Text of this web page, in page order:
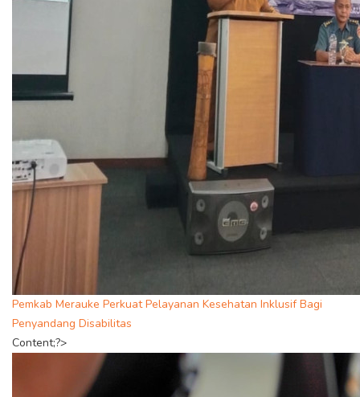
Pemkab Merauke Perkuat Pelayanan Kesehatan Inklusif Bagi
Penyandang Disabilitas
Content;?>